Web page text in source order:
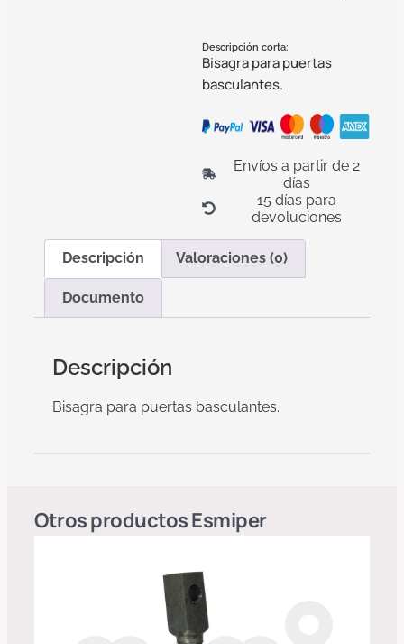
Descripción corta:
Bisagra para puertas
basculantes.
Envíos a partir de 2
días
15 días para
devoluciones
Descripción Valoraciones (0)
Documento
Descripción
Bisagra para puertas basculantes.
Otros productosEsmiper